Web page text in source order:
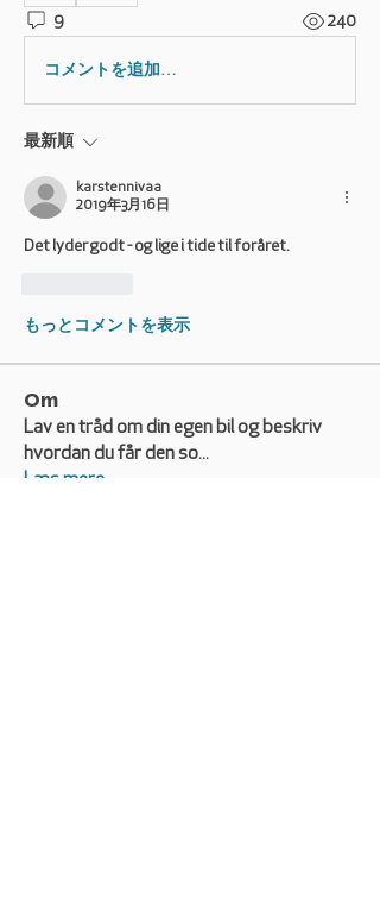
9 240
コメントを追加…
最新順
karstennivaa
2019年3月16日
Det lyder godt - og lige i tide til foråret.
もっとコメントを表示
Om
Lav en tråd om din egen bil og beskriv
hvordan du får den so...
Læs mere